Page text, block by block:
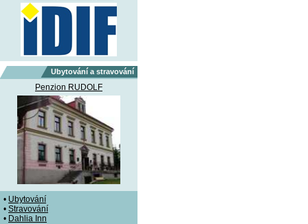
Ubytování a stravování
Penzion RUDOLF
• Ubytování
• Stravování
• Dahlia Inn